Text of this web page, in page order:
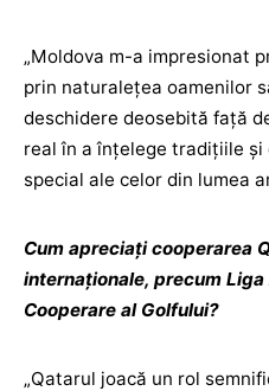
„Moldova m-a impresionat
prin naturalețea oamenilor
deschidere deosebită față
real în a înțelege tradițiile
special ale celor din lumea
Cum apreciați cooperarea
internaționale, precum
Cooperare al Golfului?
„Qatarul joacă un rol